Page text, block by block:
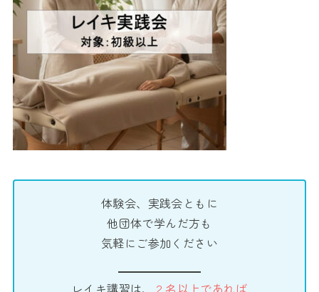
体験会、実践会ともに
他団体で学んだ方も
気軽にご参加ください
レイキ講習は、
２名以上であれば